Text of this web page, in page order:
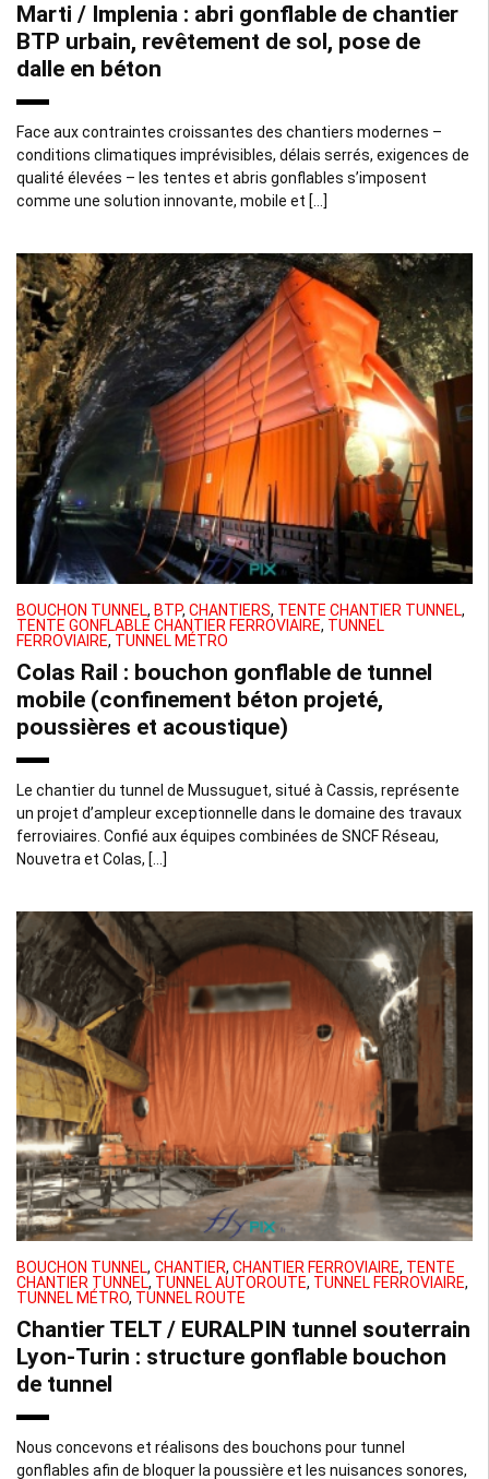
Marti / Implenia : abri gonflable de chantier
BTP urbain, revêtement de sol, pose de
dalle en béton
Face aux contraintes croissantes des chantiers modernes –
conditions climatiques imprévisibles, délais serrés, exigences de
qualité élevées – les tentes et abris gonflables s’imposent
comme une solution innovante, mobile et […]
BOUCHON TUNNEL, BTP, CHANTIERS, TENTE CHANTIER TUNNEL,
TENTE GONFLABLE CHANTIER FERROVIAIRE, TUNNEL
FERROVIAIRE, TUNNEL MÉTRO
Colas Rail : bouchon gonflable de tunnel
mobile (confinement béton projeté,
poussières et acoustique)
Le chantier du tunnel de Mussuguet, situé à Cassis, représente
un projet d’ampleur exceptionnelle dans le domaine des travaux
ferroviaires. Confié aux équipes combinées de SNCF Réseau,
Nouvetra et Colas, […]
BOUCHON TUNNEL, CHANTIER, CHANTIER FERROVIAIRE, TENTE
CHANTIER TUNNEL, TUNNEL AUTOROUTE, TUNNEL FERROVIAIRE,
TUNNEL MÉTRO, TUNNEL ROUTE
Chantier TELT / EURALPIN tunnel souterrain
Lyon-Turin : structure gonflable bouchon
de tunnel
Nous concevons et réalisons des bouchons pour tunnel
gonflables afin de bloquer la poussière et les nuisances sonores,